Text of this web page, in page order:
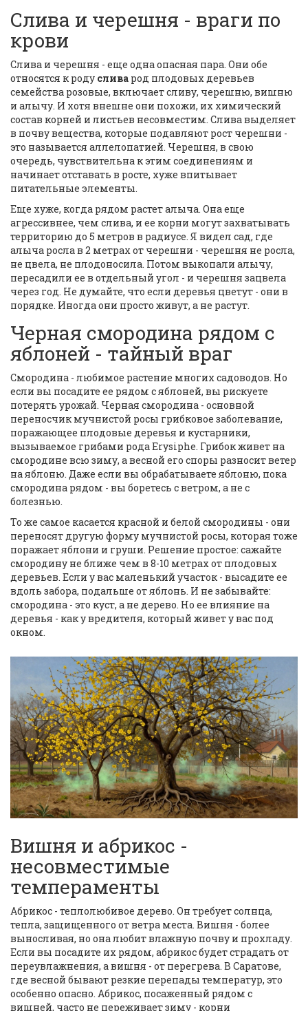
Слива и черешня - враги по
крови
Слива и черешня - еще одна опасная пара. Они обе
относятся к роду слива род плодовых деревьев
семейства розовые, включает сливу, черешню, вишню
и алычу. И хотя внешне они похожи, их химический
состав корней и листьев несовместим. Слива выделяет
в почву вещества, которые подавляют рост черешни -
это называется аллелопатией. Черешня, в свою
очередь, чувствительна к этим соединениям и
начинает отставать в росте, хуже впитывает
питательные элементы.
Еще хуже, когда рядом растет алыча. Она еще
агрессивнее, чем слива, и ее корни могут захватывать
территорию до 5 метров в радиусе. Я видел сад, где
алыча росла в 2 метрах от черешни - черешня не росла,
не цвела, не плодоносила. Потом выкопали алычу,
пересадили ее в отдельный угол - и черешня зацвела
через год. Не думайте, что если деревья цветут - они в
порядке. Иногда они просто живут, а не растут.
Черная смородина рядом с
яблоней - тайный враг
Смородина - любимое растение многих садоводов. Но
если вы посадите ее рядом с яблоней, вы рискуете
потерять урожай. Черная смородина - основной
переносчик мучнистой росы грибковое заболевание,
поражающее плодовые деревья и кустарники,
вызываемое грибами рода Erysiphe. Грибок живет на
смородине всю зиму, а весной его споры разносит ветер
на яблоню. Даже если вы обрабатываете яблоню, пока
смородина рядом - вы боретесь с ветром, а не с
болезнью.
То же самое касается красной и белой смородины - они
переносят другую форму мучнистой росы, которая тоже
поражает яблони и груши. Решение простое: сажайте
смородину не ближе чем в 8-10 метрах от плодовых
деревьев. Если у вас маленький участок - высадите ее
вдоль забора, подальше от яблонь. И не забывайте:
смородина - это куст, а не дерево. Но ее влияние на
деревья - как у вредителя, который живет у вас под
окном.
Вишня и абрикос -
несовместимые
темпераменты
Абрикос - теплолюбивое дерево. Он требует солнца,
тепла, защищенного от ветра места. Вишня - более
выносливая, но она любит влажную почву и прохладу.
Если вы посадите их рядом, абрикос будет страдать от
переувлажнения, а вишня - от перегрева. В Саратове,
где весной бывают резкие перепады температур, это
особенно опасно. Абрикос, посаженный рядом с
вишней, часто не переживает зиму - корни